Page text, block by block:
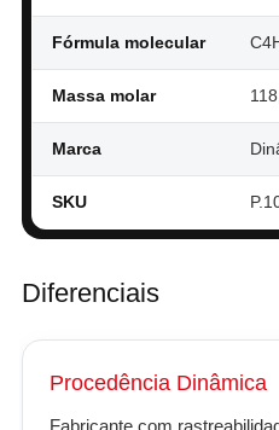
Fórmula molecular
Massa molar
Marca
SKU
Diferenciais
Procedência Dinâmica
Fabricante com